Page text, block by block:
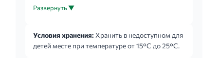
каждые 12 ч. Необходимо всегда строго
применения следует проконсультироваться с
лечащим врачом. В случае, если упаковка
Развернуть ▼
Условия хранения: Хранить в недоступном для
детей месте при температуре от 15°С до 25°С.